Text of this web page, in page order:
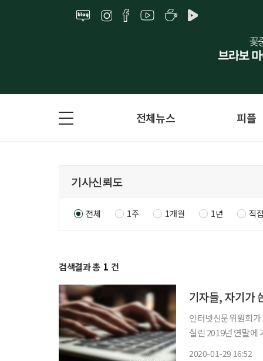
전체뉴스 피플
전체 1주 1개월 1년 직
검색결과 총 1 건
기자들, 자기가
인터넷신문위원회
실린 2019년 연말에 기자
2020-01-29 16:52